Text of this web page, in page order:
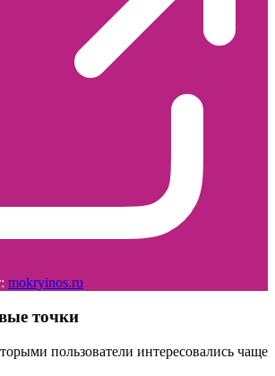
mokryinos.ru
точки
пользователи интересовались чаще